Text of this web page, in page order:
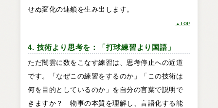
せぬ変化の連鎖を生み出します。
▲TOP
4. 技術より思考を：「打球練習より国語」
ただ闇雲に数をこなす練習は、思考停止への近道
です。「なぜこの練習をするのか」「この技術は
何を目的としているのか」を自分の言葉で説明で
きますか？ 物事の本質を理解し、言語化する能